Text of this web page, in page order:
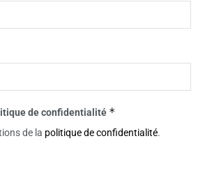
de confidentialité *
de la politique de confidentialité.